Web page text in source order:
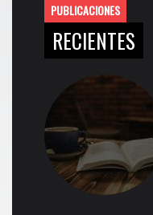
PUBLICACIONES
RECIENTES